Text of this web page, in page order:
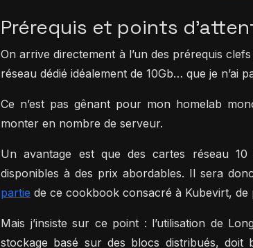
Prérequis et points
On arrive directement à l’un des prérequis
réseau dédié idéalement de 10Gb… que je n’ai
Ce n’est pas gênant pour mon homelab
monter en nombre de serveur.
Un avantage est que des cartes réseau
disponibles à des prix abordables. Il sera
partie de ce cookbook consacré à Kubevirt, de
Mais j’insiste sur ce point : l’utilisation de
stockage basé sur des blocs distribués, doit